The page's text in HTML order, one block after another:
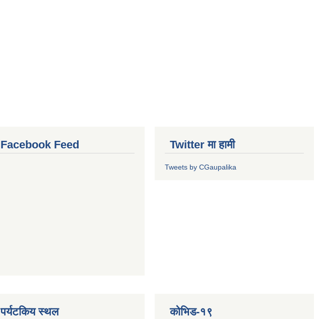
Facebook Feed Twitter मा हामी
Tweets by CGaupalika
पर्यटकिय स्थल कोभिड-१९